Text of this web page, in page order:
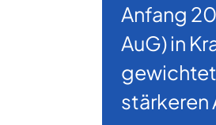
Anfang
AuG) in
stärkeren